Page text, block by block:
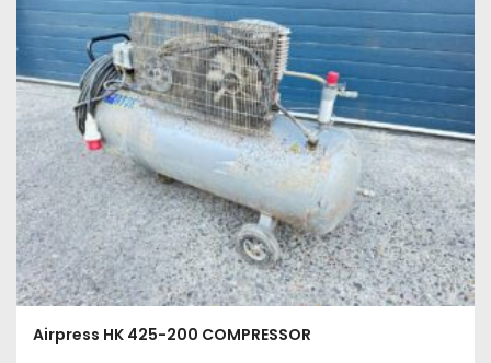
VTM AANLASPLATEN
Bouwjaar:
2014
Servicenummer:
71021
Adviesprijs (excl. BTW):
125,00
Locatie:
Marknesse
Lees meer
Airpress HK 425-200 COMPRESSOR